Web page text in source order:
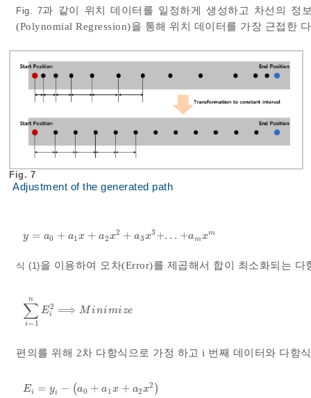
Fig. 7과 같이 위치 데이터를 일정하게 생성하고 차선의 정
(Polynomial Regression)을 통해 위치 데이터를 가장 근접한
Fig. 7
Adjustment of the generated path
y = a0 + a1x + a2x2 + a3x3 +. . . +amxm
y=a0+a1x+a 2x 2+a3x3 + ...+amx
식 (1)을 이용하여 오차(Error)를 제곱해서 합이 최소화되는 다
∑
i= 1
n
E2
i ⟹ M inimize
∑i=1nEi 2⟹Minimi
편의를 위해 2차 다항식으로 가정 하고 i 번째 데이터와 다항
Ei = yi − (a0 + a1x + a2x2 )
E i= yi-(a0 +a1 x+ a2x2)